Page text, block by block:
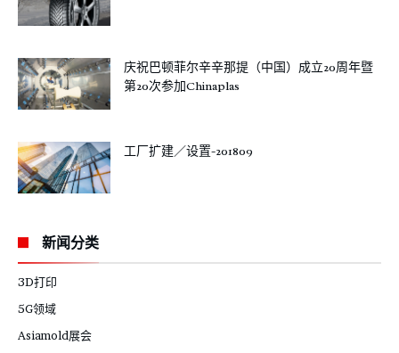
庆祝巴顿菲尔辛辛那提（中国）成立20周年暨
第20次参加Chinaplas
工厂扩建／设置-201809
新闻分类
3D打印
5G领域
Asiamold展会